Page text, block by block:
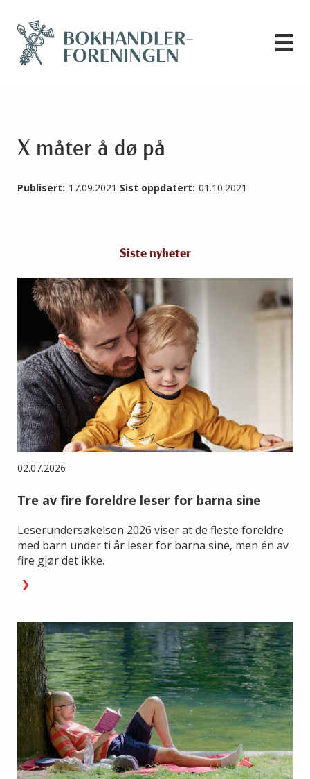
X måter å dø på
Publisert: 17.09.2021 Sist oppdatert: 01.10.2021
Siste nyheter
02.07.2026
Tre av fire foreldre leser for barna sine
Leserundersøkelsen 2026 viser at de fleste foreldre
med barn under ti år leser for barna sine, men én av
fire gjør det ikke.